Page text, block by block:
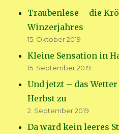
Traubenlese – die
Winzerjahres
15. Oktober 2019
Kleine Sensation in
15. September 2019
Und jetzt – das
Herbst zu
2. September 2019
Da ward kein leeres